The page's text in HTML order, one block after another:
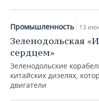
Промышленность 13
Зеленодольская
сердцем»
Зеленодольские
китайских дизелях,
двигатели